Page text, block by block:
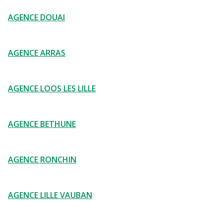
AGENCE DOUAI
AGENCE ARRAS
AGENCE LOOS LES LILLE
AGENCE BETHUNE
AGENCE RONCHIN
AGENCE LILLE VAUBAN